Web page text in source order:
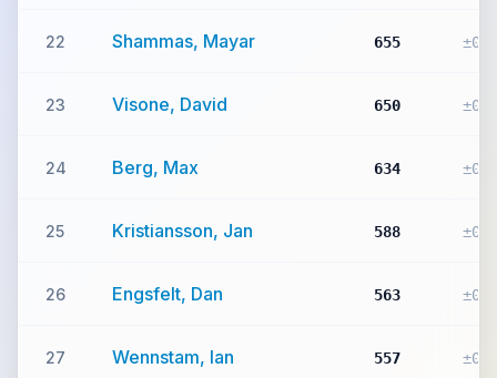
22 Shammas, Mayar 655 ±0
23 Visone, David 650 ±0
24 Berg, Max 634 ±0
25 Kristiansson, Jan 588 ±0
26 Engsfelt, Dan 563 ±0
27 Wennstam, Ian 557 ±0